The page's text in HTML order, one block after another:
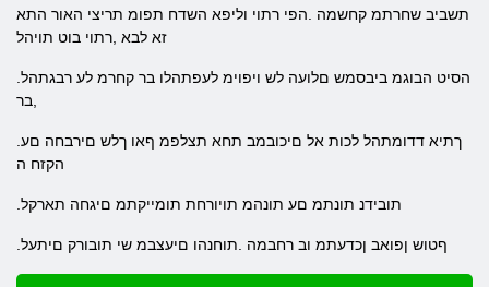
תשביב שחרתמ קחשמה .הפי רתוי וליפא השדח תפומ תריצי האור התא
זא לבא ,רתוי בוט תויהל
,בר
הקזח ה
.תובידנ תונתמ םע תונהמ תויורחת תומייקתמ םיגחה תארקל
.ףטוש ןפואב ןכדעתמ וב רחבמה .תוחנהו םיעצבמ שי תובורק םיתעל